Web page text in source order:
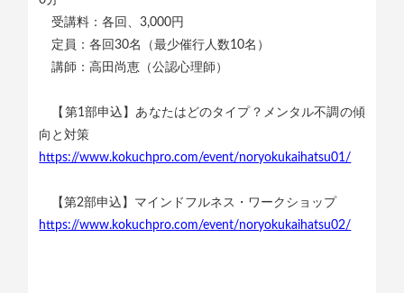
受講料：各回、3,000円
定員：各回30名（最少催行人数10名）
講師：高田尚恵（公認心理師）
【第1部申込】あなたはどのタイプ？メンタル不調の傾
向と対策
https://www.kokuchpro.com/event/noryokukaihatsu01/
【第2部申込】マインドフルネス・ワークショップ
https://www.kokuchpro.com/event/noryokukaihatsu02/